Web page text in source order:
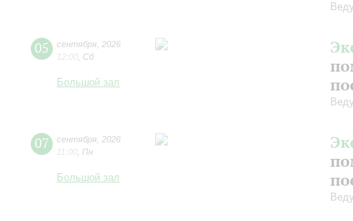
05 сентября 2026
12:00 Сб
Большой зал
07 сентября 2026
11:00 Пн
Большой зал